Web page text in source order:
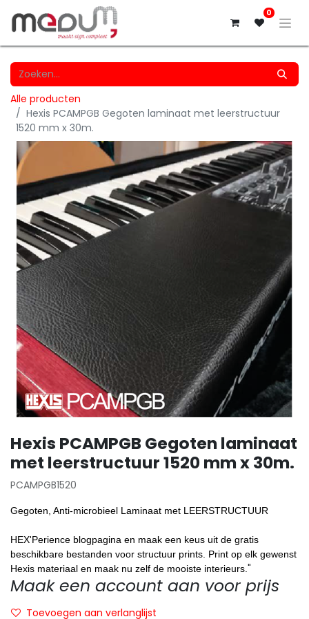
0
Alle producten
Hexis PCAMPGB Gegoten laminaat met leerstructuur
1520 mm x 30m.
Hexis PCAMPGB Gegoten laminaat
met leerstructuur 1520 mm x 30m.
PCAMPGB1520
Gegoten, Anti-microbieel Laminaat met LEERSTRUCTUUR
HEX'Perience blogpagina en maak een keus uit de gratis
beschikbare bestanden voor structuur prints. Print op elk gewenst
Hexis materiaal en maak nu zelf de mooiste interieurs. "
Maak een account aan voor prijs
Toevoegen aan verlanglijst